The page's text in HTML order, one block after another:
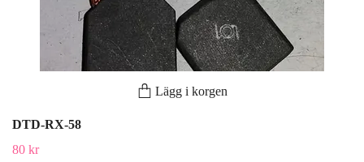
Lägg i korgen
DTD-RX-58
80 kr